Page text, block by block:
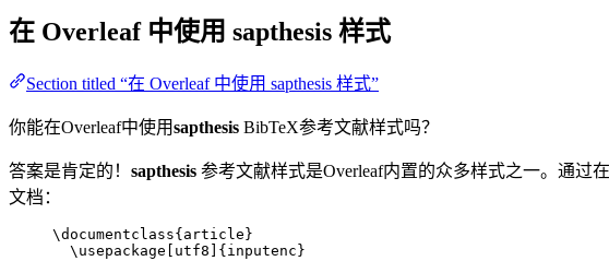
在 Overleaf 中使用 sapthesis 样式
Section titled “在 Overleaf 中使用 sapthesis 样式”
你能在Overleaf中使用sapthesis BibTeX参考文献样式吗？
答案是肯定的！ sapthesis 参考文献样式是Overleaf内置的众多样式之一。通过
文档：
\documentclass{ article }
\usepackage
utf8 ]{ inputenc }